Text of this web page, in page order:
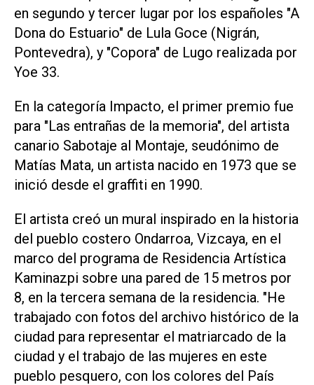
en segundo y tercer lugar por los españoles "A
Dona do Estuario" de Lula Goce (Nigrán,
Pontevedra), y "Copora" de Lugo realizada por
Yoe 33.
En la categoría Impacto, el primer premio fue
para "Las entrañas de la memoria", del artista
canario Sabotaje al Montaje, seudónimo de
Matías Mata, un artista nacido en 1973 que se
inició desde el graffiti en 1990.
El artista creó un mural inspirado en la historia
del pueblo costero Ondarroa, Vizcaya, en el
marco del programa de Residencia Artística
Kaminazpi sobre una pared de 15 metros por
8, en la tercera semana de la residencia. "He
trabajado con fotos del archivo histórico de la
ciudad para representar el matriarcado de la
ciudad y el trabajo de las mujeres en este
pueblo pesquero, con los colores del País